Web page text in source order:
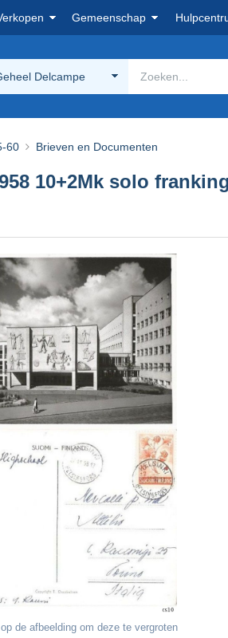
Gemeenschap
Delcampe
60 Brieven en Documenten
10+2Mk solo
de afbeelding om deze te vergroten